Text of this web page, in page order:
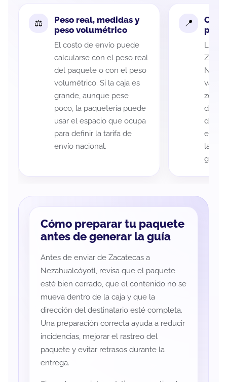
Peso real, medidas y
peso volumétrico
El costo de envío puede
calcularse con el peso real
del paquete o con el peso
volumétrico. Si la caja es
grande, aunque pese
poco, la paquetería puede
usar el espacio que ocupa
para definir la tarifa de
envío nacional.
La
variar
zona
de
de
eso
la
guía
Cómo preparar tu paquete
antes de generar la guía
Antes de enviar de Zacatecas a
Nezahualcóyotl, revisa que el paquete
esté bien cerrado, que el contenido no se
mueva dentro de la caja y que la
dirección del destinatario esté completa.
Una preparación correcta ayuda a reducir
incidencias, mejorar el rastreo del
paquete y evitar retrasos durante la
entrega.